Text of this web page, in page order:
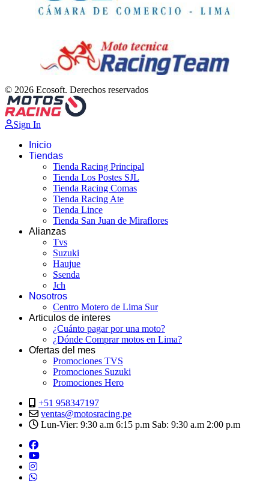
© 2026 Ecosoft. Derechos reservados
Sign In
Inicio
Tiendas
Tienda Racing Principal
Tienda Los Postes SJL
Tienda Racing Comas
Tienda Racing Ate
Tienda Lince
Tienda San Juan de Miraflores
Alianzas
Tvs
Suzuki
Haujue
Ssenda
Jch
Nosotros
Centro Motero de Lima Sur
Articulos de interes
¿Cuánto pagar por una moto?
¿Dónde Comprar motos en Lima?
Ofertas del mes
Promociones TVS
Promociones Suzuki
Promociones Hero
+51 958347197
ventas@motosracing.pe
Lun-Vier: 9:30 a.m 6:15 p.m Sab: 9:30 a.m 2:00 p.m